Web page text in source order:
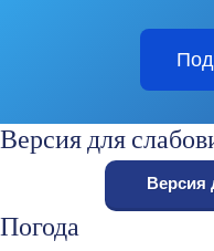
Версия для
Версия
Погода